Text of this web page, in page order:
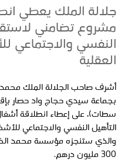
جلالة الملك يعطي
مشروع تضامني
النفسي
العقلية
أشرف صاحب الجلالة الملك محمد
بجماعة سيدي حجاج واد حصار
سطات)، على إعطاء انطلاقة
التأهيل النفسي والاجتماعي
والذي ستنجزه مؤسسة محمد
300 مليون درهم.